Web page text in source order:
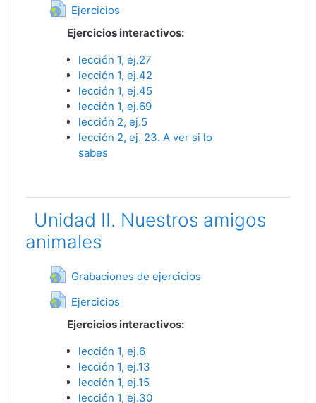
EjerciciosГиперссылка
Ejercicios interactivos:
lección 1, ej.27
lección 1, ej.42
lección 1, ej.45
lección 1, ej.69
lección 2, ej.5
lección 2, ej. 23. A ver si lo
sabes
Unidad II. Nuestros amigos
animales
Grabaciones de ejerciciosГиперссылка
EjerciciosГиперссылка
Ejercicios interactivos:
lección 1, ej.6
lección 1, ej.13
lección 1, ej.15
lección 1, ej.30